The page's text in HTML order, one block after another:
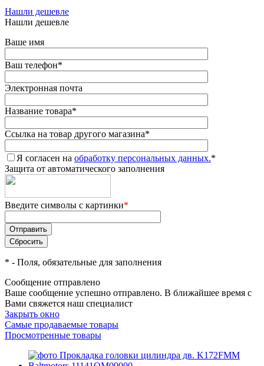
Нашли дешевле
Нашли дешевле
Ваше имя
Ваш телефон*
Электронная почта
Название товара*
Ссылка на товар другого магазина*
Я согласен на обработку персональных данных.*
Защита от автоматического заполнения
Введите символы с картинки*
* - Поля, обязательные для заполнения
Сообщение отправлено
Ваше сообщение успешно отправлено. В ближайшее время с
Вами свяжется наш специалист
Закрыть окно
Самые продаваемые товары
Просмотренные товары